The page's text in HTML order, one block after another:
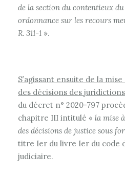
de la section du contentieux
ordonnance sur les recours
R. 311-1 ».
S’agissant ensuite de la
des décisions des
du décret n° 2020-797
chapitre III intitulé « la mise
des décisions de justice sous
titre Ier du livre Ier du code
judiciaire.